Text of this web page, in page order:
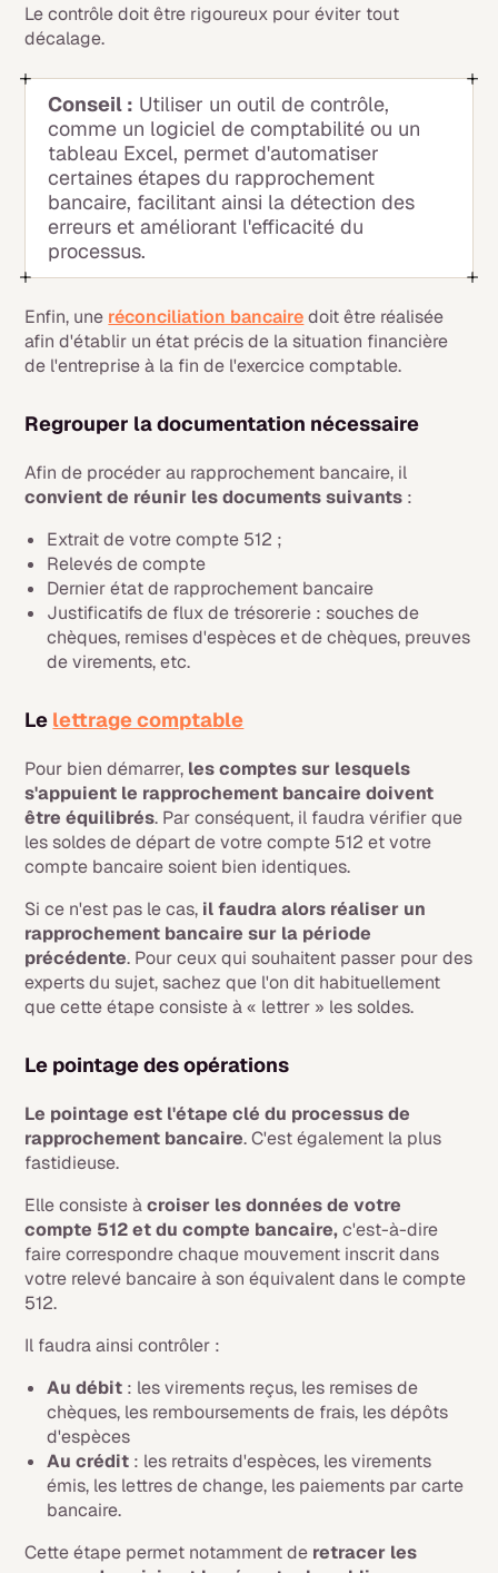
Le contrôle doit être rigoureux pour éviter tout
décalage.
Conseil : Utiliser un outil de contrôle,
comme un logiciel de comptabilité ou un
tableau Excel, permet d'automatiser
certaines étapes du rapprochement
bancaire, facilitant ainsi la détection des
erreurs et améliorant l'efficacité du
processus.
Enfin, une réconciliation bancairedoit être réalisée
afin d'établir un état précis de la situation financière
de l'entreprise à la fin de l'exercice comptable.‍
Regrouper la documentation nécessaire
Afin de procéder au rapprochement bancaire, il
convient de réunir les documents suivants :
Extrait de votre compte 512 ;
Relevés de compte
Dernier état de rapprochement bancaire
Justificatifs de flux de trésorerie : souches de
chèques, remises d'espèces et de chèques, preuves
de virements, etc.
Le lettrage comptable
Pour bien démarrer, les comptes sur lesquels
s'appuient le rapprochement bancaire doivent
être équilibrés. Par conséquent, il faudra vérifier que
les soldes de départ de votre compte 512 et votre
compte bancaire soient bien identiques.
Si ce n'est pas le cas, il faudra alors réaliser un
rapprochement bancaire sur la période
précédente. Pour ceux qui souhaitent passer pour des
experts du sujet, sachez que l'on dit habituellement
que cette étape consiste à « lettrer » les soldes.
Le pointage des opérations
Le pointage est l'étape clé du processus de
rapprochement bancaire. C'est également la plus
fastidieuse.
Elle consiste àcroiser les données de votre
compte 512 et du compte bancaire,c'est-à-dire
faire correspondre chaque mouvement inscrit dans
votre relevé bancaire à son équivalent dans le compte
512.
Il faudra ainsi contrôler :
Au débit : les virements reçus, les remises de
chèques, les remboursements de frais, les dépôts
d'espèces
Au crédit : les retraits d'espèces, les virements
émis, les lettres de change, les paiements par carte
bancaire.
Cette étape permet notamment de retracer les